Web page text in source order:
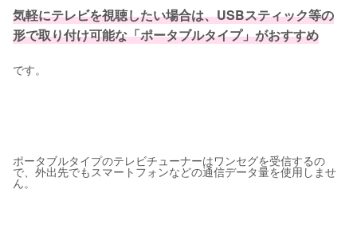
気軽にテレビを視聴したい場合は、USBスティック等の
形で取り付け可能な「ポータブルタイプ」がおすすめ
です。
ポータブルタイプのテレビチューナーはワンセグを受信するの
で、外出先でもスマートフォンなどの通信データ量を使用しませ
ん。